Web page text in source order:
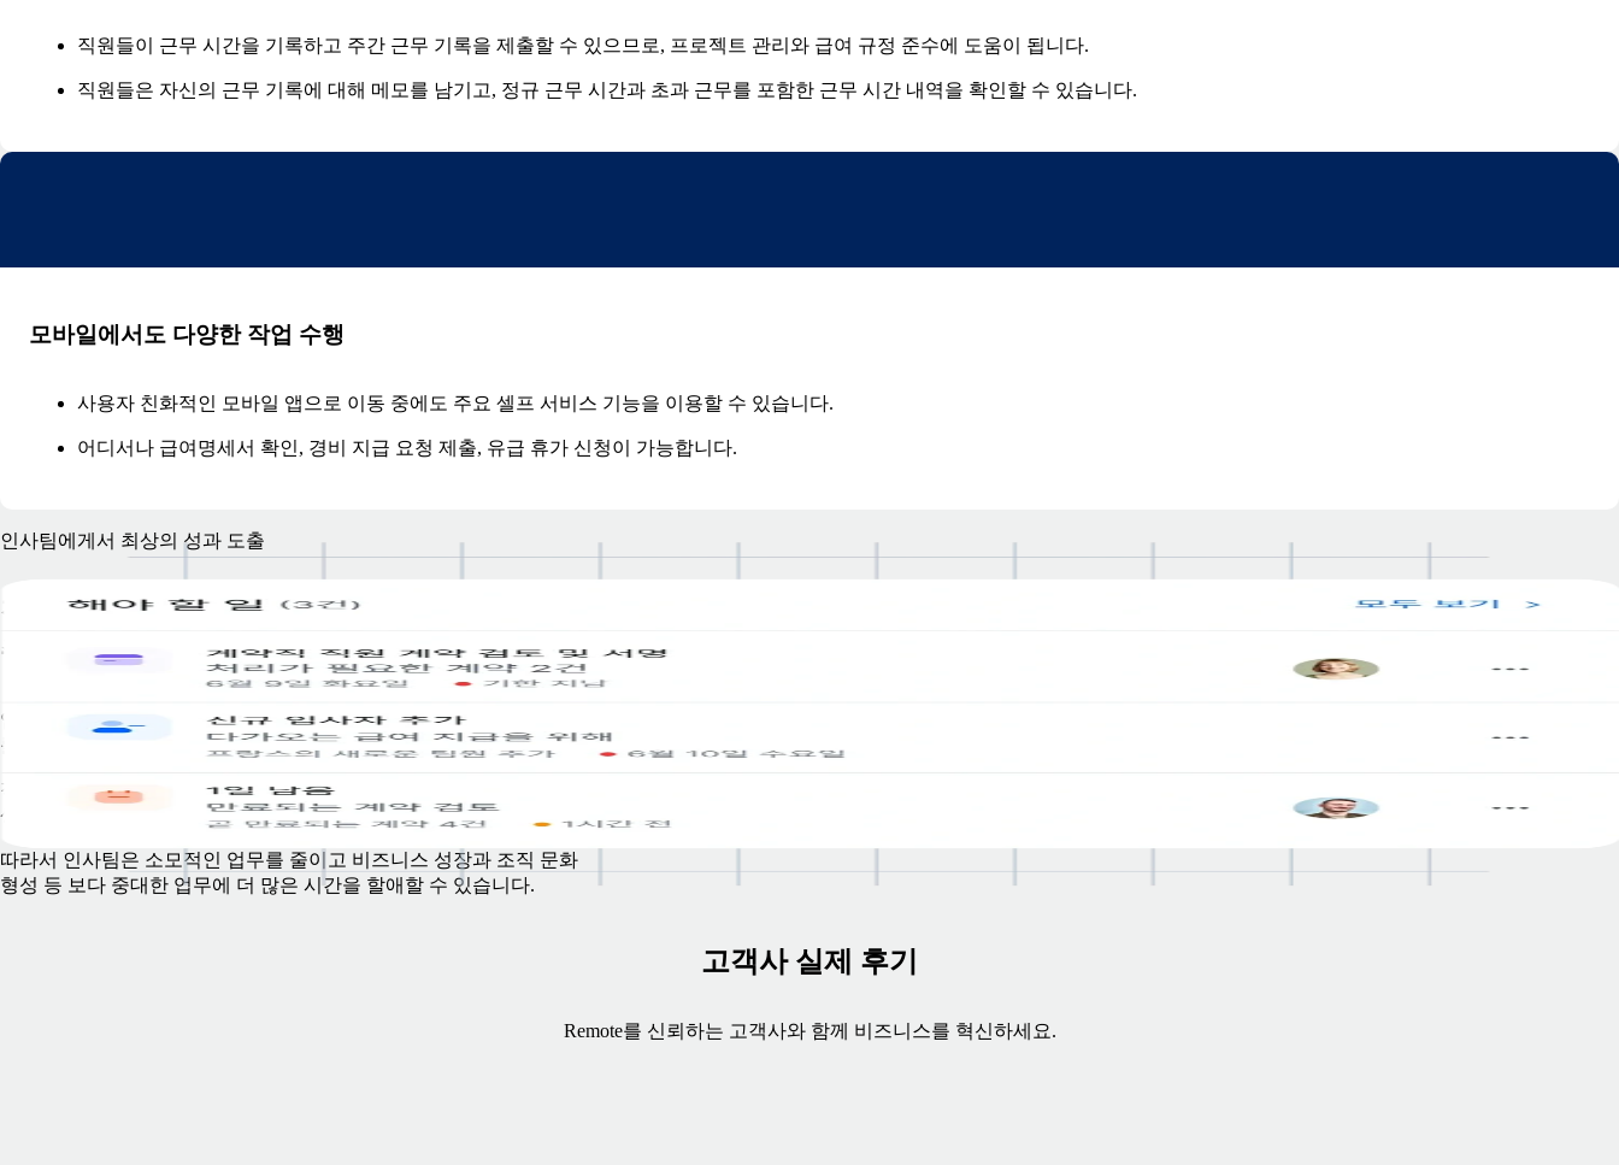
직원들이 근무 시간을 기록하고 주간 근무 기록을 제출할 수 있으므로, 프로젝트 관리와 급여 규정 준수에 도움이 됩니다.
직원들은 자신의 근무 기록에 대해 메모를 남기고, 정규 근무 시간과 초과 근무를 포함한 근무 시간 내역을 확인할 수 있습니다.
모바일에서도 다양한 작업 수행
사용자 친화적인 모바일 앱으로 이동 중에도 주요 셀프 서비스 기능을 이용할 수 있습니다.
어디서나 급여명세서 확인, 경비 지급 요청 제출, 유급 휴가 신청이 가능합니다.
인사팀에게서 최상의 성과 도출
직원 관리로 인한 인사팀의 업무 과중을 덜어
주세요.
업무를 간소화해 추가 인력을 채용하지 않고도 직원들이 더 큰 성과
를 낼 수 있도록 지원하세요.
직원들은 어디에 있는 온보딩, 휴가 및 경비 지급 신청서 제출, 복리후
생 관리 등을 수행할 수 있습니다.
따라서 인사팀은 소모적인 업무를 줄이고 비즈니스 성장과 조직 문화
형성 등 보다 중대한 업무에 더 많은 시간을 할애할 수 있습니다.
고객사 실제 후기
Remote를 신뢰하는 고객사와 함께 비즈니스를 혁신하세요.